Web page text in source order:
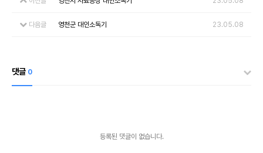
다음글 영천군 대인소독기 23.05.08
댓글 0
등록된 댓글이 없습니다.